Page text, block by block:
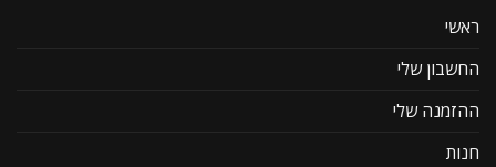
ראשי
החשבון שלי
ההזמנה שלי
חנות